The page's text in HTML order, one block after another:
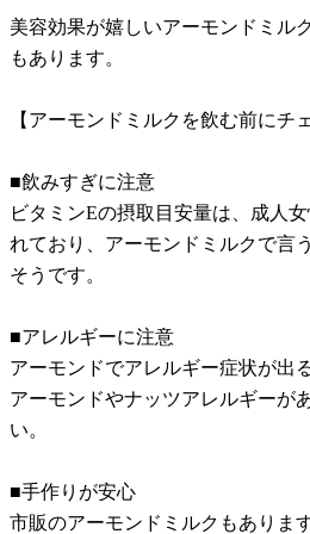
美容効果が嬉しいアーモンドミル
もあります。
【アーモンドミルクを飲む前にチ
■飲みすぎに注意
ビタミンEの摂取目安量は、成人
れており、アーモンドミルクで言
そうです。
■アレルギーに注意
アーモンドでアレルギー症状が出
アーモンドやナッツアレルギーが
い。
■手作りが安心
市販のアーモンドミルクもありま